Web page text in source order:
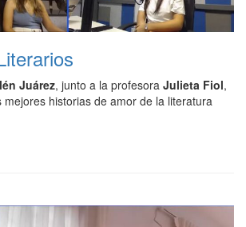
Juárez, junto a la profesora Julieta Fiol,
mejores historias de amor de la literatura